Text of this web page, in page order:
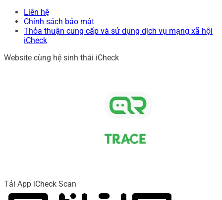
Liên hệ
Chính sách bảo mật
Thỏa thuận cung cấp và sử dụng dịch vụ mạng xã hội
iCheck
Website cùng hệ sinh thái iCheck
Tải App iCheck Scan